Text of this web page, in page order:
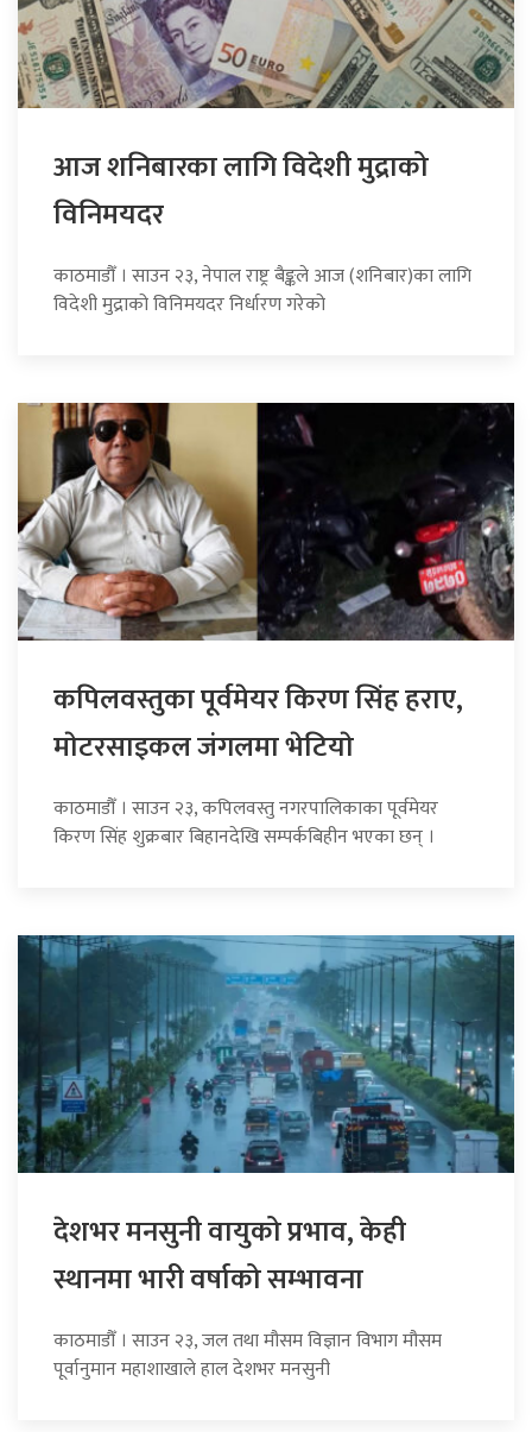
आज शनिबारका लागि विदेशी मुद्राको
विनिमयदर
काठमाडौँ । साउन २३, नेपाल राष्ट्र बैङ्कले आज (शनिबार)का लागि
विदेशी मुद्राको विनिमयदर निर्धारण गरेको
कपिलवस्तुका पूर्वमेयर किरण सिंह हराए,
माेटरसाइकल जंगलमा भेटियाे
काठमाडौँ । साउन २३, कपिलवस्तु नगरपालिकाका पूर्वमेयर
किरण सिंह शुक्रबार बिहानदेखि सम्पर्कबिहीन भएका छन् ।
देशभर मनसुनी वायुको प्रभाव, केही
स्थानमा भारी वर्षाको सम्भावना
काठमाडौँ । साउन २३, जल तथा मौसम विज्ञान विभाग मौसम
पूर्वानुमान महाशाखाले हाल देशभर मनसुनी